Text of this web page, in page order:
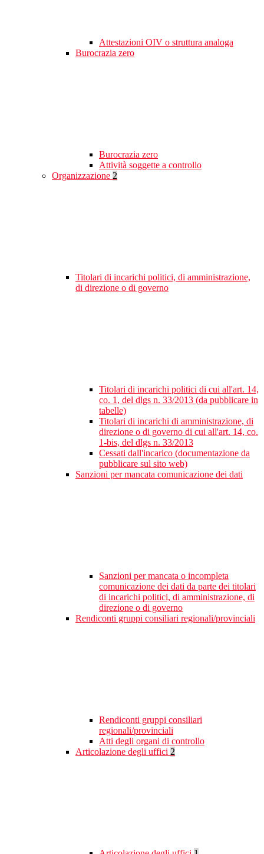
Attestazioni OIV o struttura analoga
Burocrazia zero
Burocrazia zero
Attività soggette a controllo
Organizzazione 2
Titolari di incarichi politici, di amministrazione,
di direzione o di governo
Titolari di incarichi politici di cui all'art. 14,
co. 1, del dlgs n. 33/2013 (da pubblicare in
tabelle)
Titolari di incarichi di amministrazione, di
direzione o di governo di cui all'art. 14, co.
1-bis, del dlgs n. 33/2013
Cessati dall'incarico (documentazione da
pubblicare sul sito web)
Sanzioni per mancata comunicazione dei dati
Sanzioni per mancata o incompleta
comunicazione dei dati da parte dei titolari
di incarichi politici, di amministrazione, di
direzione o di governo
Rendiconti gruppi consiliari regionali/provinciali
Rendiconti gruppi consiliari
regionali/provinciali
Atti degli organi di controllo
Articolazione degli uffici 2